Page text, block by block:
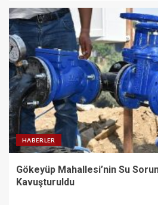
HABERLER
Gökeyüp Mahallesi’nin Su
Kavuşturuldu